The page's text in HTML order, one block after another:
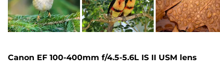
Canon EF 100-400mm f/4.5-5.6L IS II USM lens